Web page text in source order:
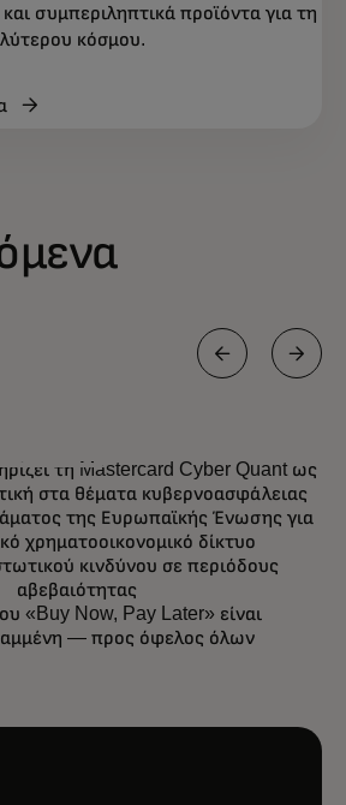
συμπεριληπτικά προϊόντα για τη
κόσμου.
τη
Quant ως
αποδοτική στα θέματα
opens in a new tab
τη Mastercard Cyber Quant ως
στα θέματα κυβερνοασφάλειας
της Ευρωπαϊκής Ένωσης για
χρηματοοικονομικό δίκτυο
κινδύνου σε περιόδους
αβεβαιότητας
«Buy Now, Pay Later» είναι
— προς όφελος όλων